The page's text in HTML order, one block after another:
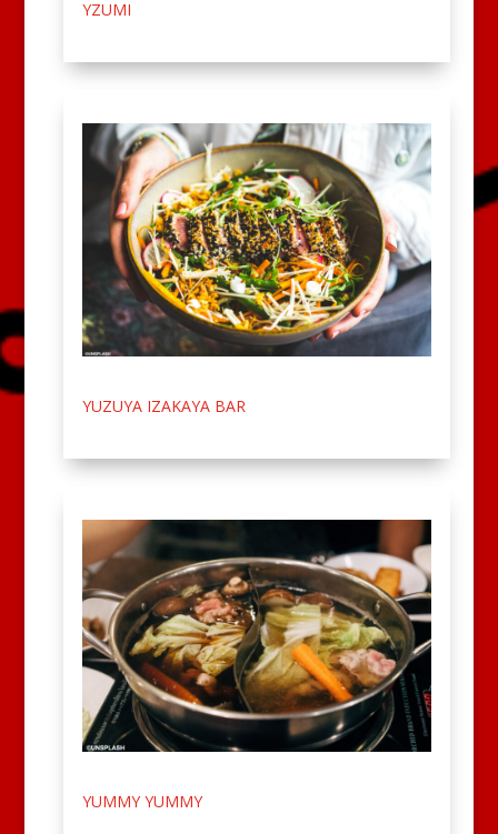
YZUMI
YUZUYA IZAKAYA BAR
YUMMY YUMMY